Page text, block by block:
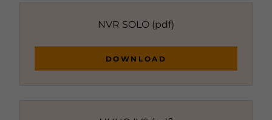
NVR SOLO (pdf)
DOWNLOAD